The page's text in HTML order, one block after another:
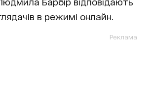
в режимі онлайн.
Реклама